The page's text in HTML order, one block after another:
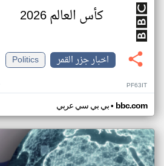
كأس العالم 2026
اخبار جزر القمر
Politics
PF63IT
بي بي سي عربي• bbc.com